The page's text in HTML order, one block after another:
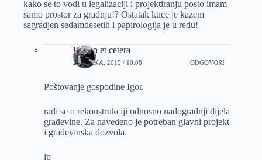
kako se to vodi u legalizaciji i projektiranju posto imam
samo prostor za gradnju!? Ostatak kuce je kazem
sagradjen sedamdesetih i papirologija je u redu!
Dizajn et cetera
2 OŽUJKA, 2015 / 10:08 ODGOVORI
Poštovanje gospodine Igor,
radi se o rekonstrukciji odnosno nadogradnji dijela
građevine. Za navedeno je potreban glavni projekt
i građevinska dozvola.
lp